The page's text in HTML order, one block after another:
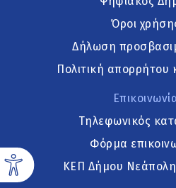
Όροι
Δήλωση
Πολιτική απορρήτου
Τηλεφωνικός
Φόρμα
ΚΕΠ Δήμου